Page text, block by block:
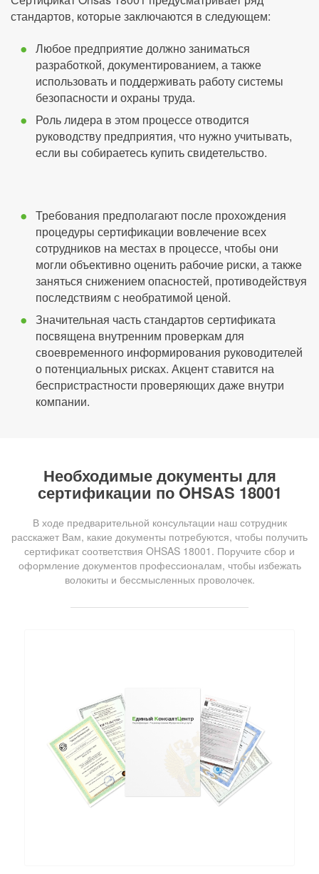
стандартов, которые заключаются в следующем:
Любое предприятие должно заниматься
разработкой, документированием, а также
использовать и поддерживать работу системы
безопасности и охраны труда.
Роль лидера в этом процессе отводится
руководству предприятия, что нужно учитывать,
если вы собираетесь купить свидетельство.
Требования предполагают после прохождения
процедуры сертификации вовлечение всех
сотрудников на местах в процессе, чтобы они
могли объективно оценить рабочие риски, а также
заняться снижением опасностей, противодействуя
последствиям с необратимой ценой.
Значительная часть стандартов сертификата
посвящена внутренним проверкам для
своевременного информирования руководителей
о потенциальных рисках. Акцент ставится на
беспристрастности проверяющих даже внутри
компании.
Необходимые документы для
сертификации по OHSAS 18001
В ходе предварительной консультации наш сотрудник
расскажет Вам, какие документы потребуются, чтобы получить
сертификат соответствия OHSAS 18001. Поручите сбор и
оформление документов профессионалам, чтобы избежать
волокиты и бессмысленных проволочек.